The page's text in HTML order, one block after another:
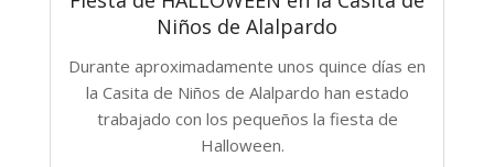
Niños de Alalpardo
Durante aproximadamente unos quince días en
la Casita de Niños de Alalpardo han estado
trabajado con los pequeños la fiesta de
Halloween.